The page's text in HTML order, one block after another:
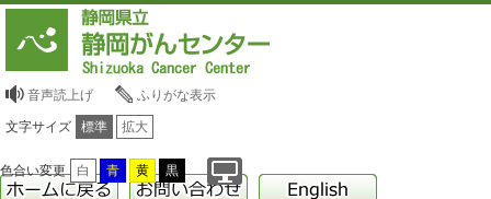
音声読上げ ふりがな表示
文字サイズ 標準 拡大
色合い変更 白 青 黄 黒